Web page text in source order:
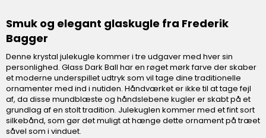
Smuk og elegant glaskugle fra Frederik
Bagger
Denne krystal julekugle kommer i tre udgaver med hver sin
personlighed. Glass Dark Ball har en røget mørk farve der skaber
et moderne underspillet udtryk som vil tage dine traditionelle
ornamenter med ind i nutiden. Håndværket er ikke til at tage fejl
af, da disse mundblæste og håndslebene kugler er skabt på et
grundlag af en stolt tradition. Julekuglen kommer med et fint sort
silkebånd, som gør det muligt at hænge dette ornament på træet
såvel som i vinduet.